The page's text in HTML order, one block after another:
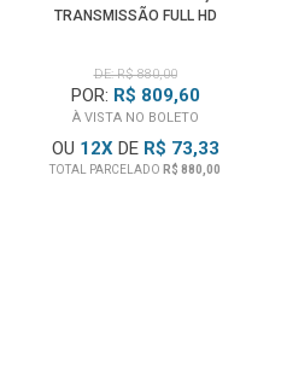
TRANSMISSÃO FULL HD
DE: R$ 880,00
POR: R$ 809,60
À VISTA NO BOLETO
OU 12XDE R$ 73,33
TOTAL PARCELADO R$ 880,00